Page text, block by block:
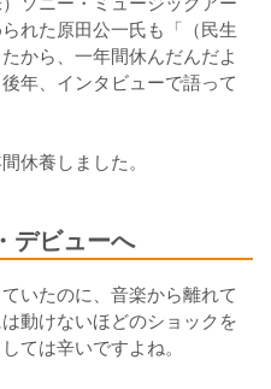
れた原田公一氏も「（民生
から、一年間休んだんだよ
年、インタビューで語って
休養しました。
デビューへ
いたのに、音楽から離れて
動けないほどのショックを
ては辛いですよね。